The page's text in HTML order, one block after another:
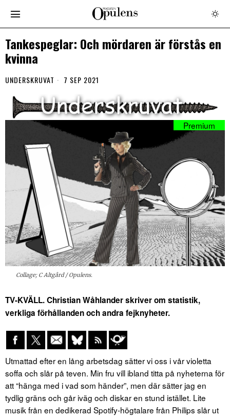
Tankespeglar: Och mördaren är förstås en
kvinna
UNDERSKRUVAT 7 SEP 2021
Collage; C Altgård / Opulens.
TV-KVÄLL. Christian Wåhlander skriver om statistik,
verkliga förhållanden och andra fejknyheter.
Utmattad efter en lång arbetsdag sätter vi oss i vår violetta
soffa och slår på teven. Min fru vill ibland titta på nyheterna för
att “hänga med i vad som händer”, men där sätter jag en
tydlig gräns och går iväg och diskar en stund istället. Lite
musik från en dedikerad Spotify-högtalare från Philips slår ut